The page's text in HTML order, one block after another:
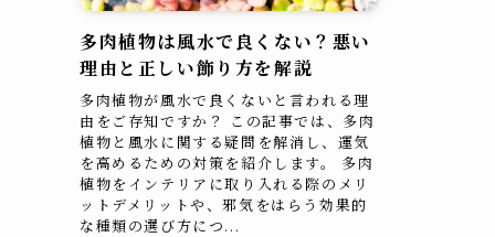
多肉植物は風水で良くない？悪い
理由と正しい飾り方を解説
多肉植物が風水で良くないと言われる理
由をご存知ですか？ この記事では、多肉
植物と風水に関する疑問を解消し、運気
を高めるための対策を紹介します。 多肉
植物をインテリアに取り入れる際のメリ
ットデメリットや、邪気をはらう効果的
な種類の選び方につ...